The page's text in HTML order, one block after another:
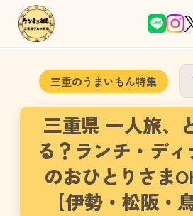
三重のうまいもん特集
三重県 一人旅、
る？ランチ・デ
のおひとりさま
【伊勢・松阪・